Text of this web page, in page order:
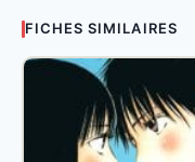
FICHES SIMILAIRES